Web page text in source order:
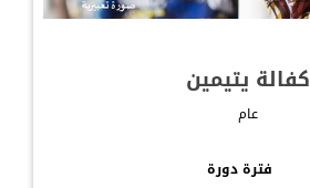
كفالة يتيمين
عام
فترة دورة